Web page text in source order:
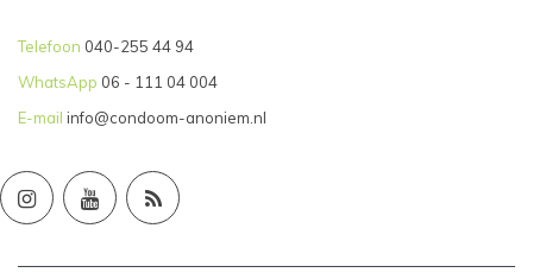
Telefoon 040-255 44 94
WhatsApp 06 - 111 04 004
E-mail info@condoom-anoniem.nl